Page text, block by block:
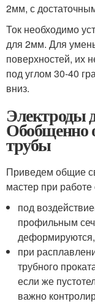
2мм, с
Ток необходимо
для 2мм. Для
поверхностей, их
под углом 30-40
вниз.
Электроды
Обобщенно
трубы
Приведем общие
мастер при
под
профильным
при
трубного
если же
важно